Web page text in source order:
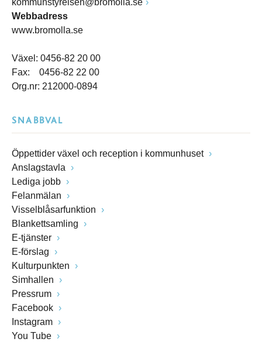
kommunstyrelsen@bromolla.se
Webbadress
www.bromolla.se
Växel: 0456-82 20 00
Fax: 0456-82 22 00
Org.nr: 212000-0894
SNABBVAL
Öppettider växel och reception i kommunhuset
Anslagstavla
Lediga jobb
Felanmälan
Visselblåsarfunktion
Blankettsamling
E-tjänster
E-förslag
Kulturpunkten
Simhallen
Pressrum
Facebook
Instagram
You Tube